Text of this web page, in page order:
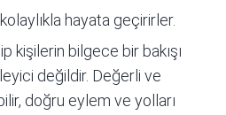
kolaylıkla hayata geçirirler.
kişilerin bilgece bir bakışı
değildir. Değerli ve
doğru eylem ve yolları